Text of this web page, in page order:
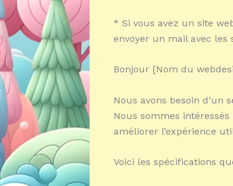
* Si vous avez un site
envoyer un mail avec les
Bonjour [Nom du
Nous avons besoin d’un
Nous sommes
améliorer l’expérience
Voici les spécifications